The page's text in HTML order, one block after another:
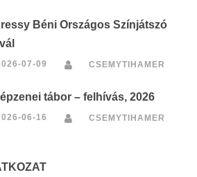
Béni Országos Színjátszó
07-09 CSEMYTIHAMER
tábor – felhívás, 2026
06-16 CSEMYTIHAMER